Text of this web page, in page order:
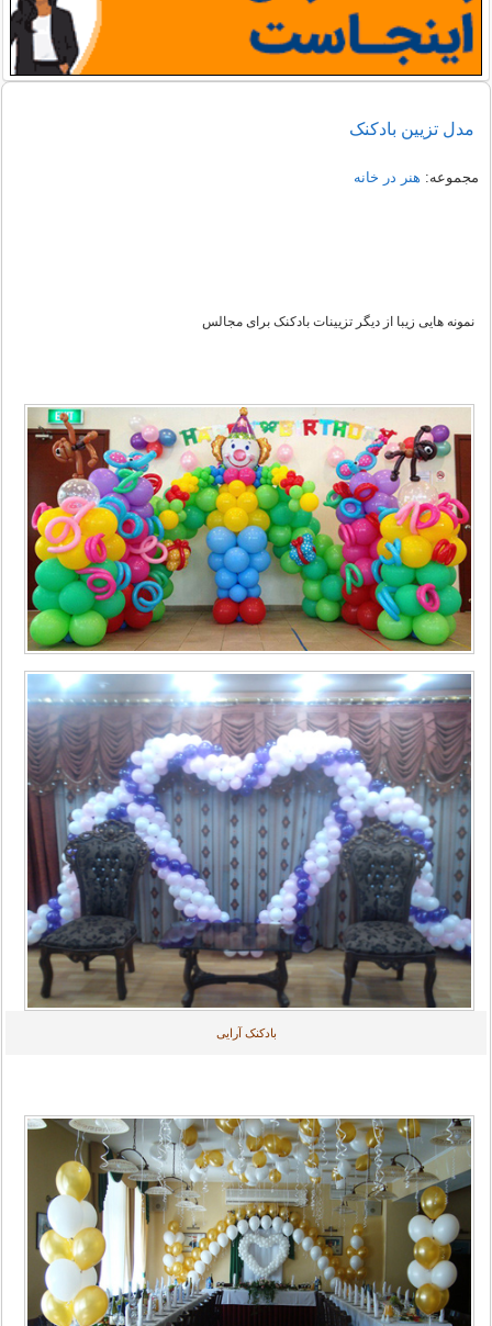
مدل تزیین بادکنک
مجموعه: هنر در خانه
نمونه هایی زیبا از دیگر تزیینات بادکنک برای مجالس
بادکنک آرایی